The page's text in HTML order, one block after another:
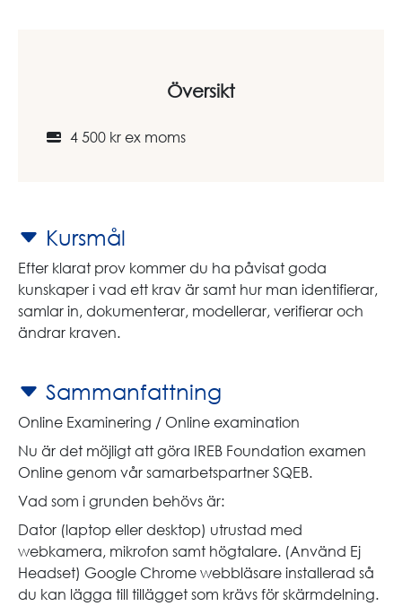
Översikt
4 500 kr ex moms
Kursmål
Efter klarat prov kommer du ha påvisat goda
kunskaper i vad ett krav är samt hur man identifierar,
samlar in, dokumenterar, modellerar, verifierar och
ändrar kraven.
Sammanfattning
Online Examinering / Online examination
Nu är det möjligt att göra IREB Foundation examen
Online genom vår samarbetspartner SQEB.
Vad som i grunden behövs är:
Dator (laptop eller desktop) utrustad med
webkamera, mikrofon samt högtalare. (Använd Ej
Headset) Google Chrome webbläsare installerad så
du kan lägga till tillägget som krävs för skärmdelning.